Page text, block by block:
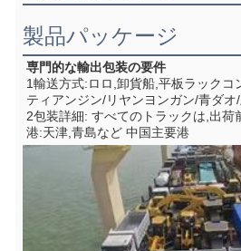
製品パッケージ
専門的な輸出包装の要件
1輸送方式:ロロ,卸貨船,平板ラックコ
ティアンジン/リヤンヨンガン/青ダ
2包装詳細: すべてのトラックは,出荷
港:天津,青島など 中国主要港